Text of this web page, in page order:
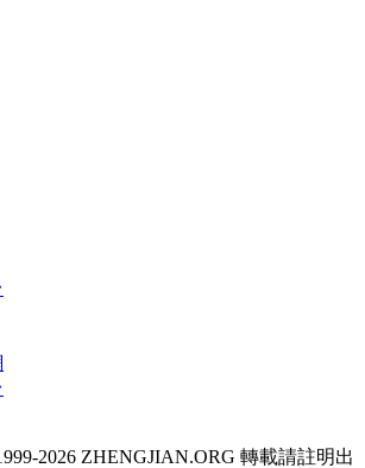
2026 ZHENGJIAN.ORG 轉載請註明出